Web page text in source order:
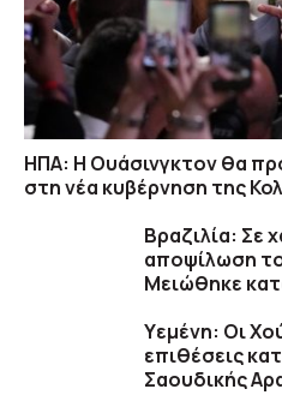
ΗΠΑ: H Ουάσινγκτον θα
στη νέα κυβέρνηση της
Βραζιλία: Σε
αποψίλωση
Μειώθηκε
Υεμένη: Οι
επιθέσεις
Σαουδικής